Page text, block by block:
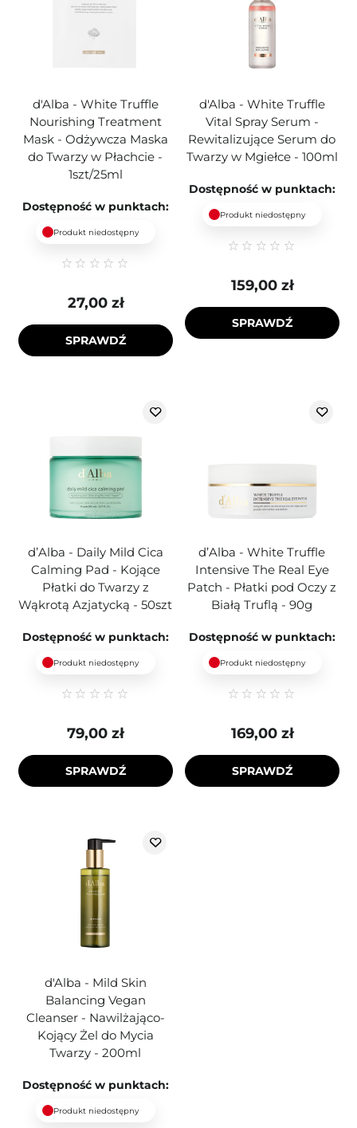
d'Alba - White Truffle
Nourishing Treatment
Mask - Odżywcza Maska
do Twarzy w Płachcie -
1szt/25ml
Dostępność w punktach:
Produkt niedostępny
27,00 zł
SPRAWDŹ
d'Alba - White Truffle
Vital Spray Serum -
Rewitalizujące Serum do
Twarzy w Mgiełce - 100ml
Dostępność w punktach:
Produkt niedostępny
159,00 zł
SPRAWDŹ
d’Alba - Daily Mild Cica
Calming Pad - Kojące
Płatki do Twarzy z
Wąkrotą Azjatycką - 50szt
Dostępność w punktach:
Produkt niedostępny
79,00 zł
SPRAWDŹ
d’Alba - White Truffle
Intensive The Real Eye
Patch - Płatki pod Oczy z
Białą Truflą - 90g
Dostępność w punktach:
Produkt niedostępny
169,00 zł
SPRAWDŹ
d'Alba - Mild Skin
Balancing Vegan
Cleanser - Nawilżająco-
Kojący Żel do Mycia
Twarzy - 200ml
Dostępność w punktach:
Produkt niedostępny